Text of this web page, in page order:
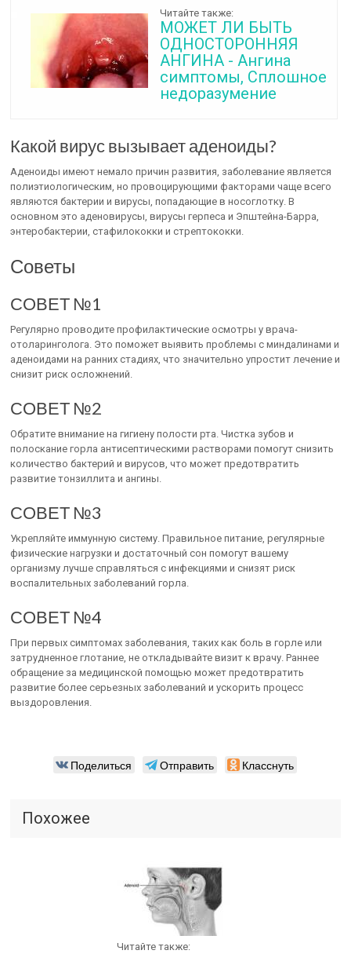
Читайте также:
МОЖЕТ ЛИ БЫТЬ
ОДНОСТОРОННЯЯ
АНГИНА - Ангина
симптомы, Сплошное
недоразумение
Какой вирус вызывает аденоиды?
Аденоиды имеют немало причин развития, заболевание является
полиэтиологическим, но провоцирующими факторами чаще всего
являются бактерии и вирусы, попадающие в носоглотку. В
основном это аденовирусы, вирусы герпеса и Эпштейна-Барра,
энтеробактерии, стафилококки и стрептококки.
Советы
СОВЕТ №1
Регулярно проводите профилактические осмотры у врача-
отоларинголога. Это поможет выявить проблемы с миндалинами и
аденоидами на ранних стадиях, что значительно упростит лечение и
снизит риск осложнений.
СОВЕТ №2
Обратите внимание на гигиену полости рта. Чистка зубов и
полоскание горла антисептическими растворами помогут снизить
количество бактерий и вирусов, что может предотвратить
развитие тонзиллита и ангины.
СОВЕТ №3
Укрепляйте иммунную систему. Правильное питание, регулярные
физические нагрузки и достаточный сон помогут вашему
организму лучше справляться с инфекциями и снизят риск
воспалительных заболеваний горла.
СОВЕТ №4
При первых симптомах заболевания, таких как боль в горле или
затрудненное глотание, не откладывайте визит к врачу. Раннее
обращение за медицинской помощью может предотвратить
развитие более серьезных заболеваний и ускорить процесс
выздоровления.
Поделиться Отправить Класснуть
Похожее
Читайте также: